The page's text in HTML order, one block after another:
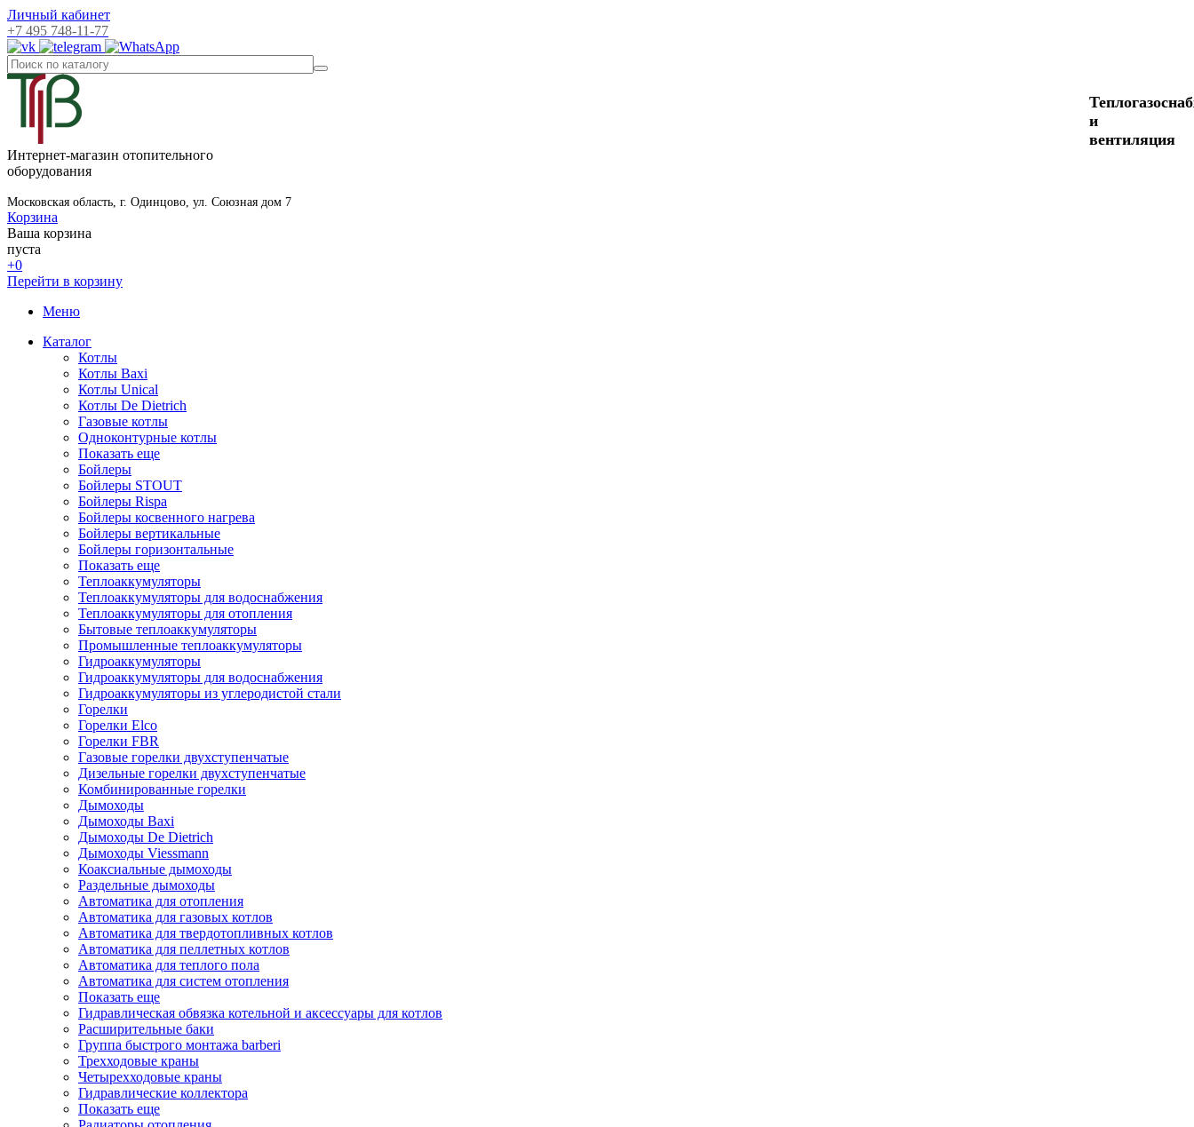
Личный кабинет
+7 495 748-11-77
и
вентиляция
Интернет-магазин отопительного
оборудования
Московская область, г. Одинцово, ул. Союзная дом 7
Корзина
Ваша корзина
пуста
+0
Перейти в корзину
Меню
Каталог
Котлы
Котлы Baxi
Котлы Unical
Котлы De Dietrich
Газовые котлы
Одноконтурные котлы
Показать еще
Бойлеры
Бойлеры STOUT
Бойлеры Rispa
Бойлеры косвенного нагрева
Бойлеры вертикальные
Бойлеры горизонтальные
Показать еще
Теплоаккумуляторы
Теплоаккумуляторы для водоснабжения
Теплоаккумуляторы для отопления
Бытовые теплоаккумуляторы
Промышленные теплоаккумуляторы
Гидроаккумуляторы
Гидроаккумуляторы для водоснабжения
Гидроаккумуляторы из углеродистой стали
Горелки
Горелки Elco
Горелки FBR
Газовые горелки двухступенчатые
Дизельные горелки двухступенчатые
Комбинированные горелки
Дымоходы
Дымоходы Baxi
Дымоходы De Dietrich
Дымоходы Viessmann
Коаксиальные дымоходы
Раздельные дымоходы
Автоматика для отопления
Автоматика для газовых котлов
Автоматика для твердотопливных котлов
Автоматика для пеллетных котлов
Автоматика для теплого пола
Автоматика для систем отопления
Показать еще
Гидравлическая обвязка котельной и аксессуары для котлов
Расширительные баки
Группа быстрого монтажа barberi
Трехходовые краны
Четырехходовые краны
Гидравлические коллектора
Показать еще